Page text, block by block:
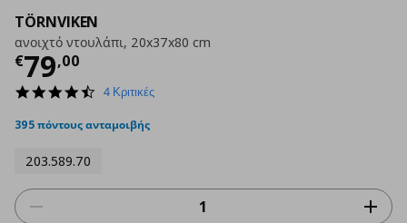
TÖRNVIKEN
ανοιχτό ντουλάπι, 20x37x80 cm
€79,00
Τρέχουσα τιμή
4.5
rating
4 Κριτικές
395 πόντους ανταμοιβής
203.589.70